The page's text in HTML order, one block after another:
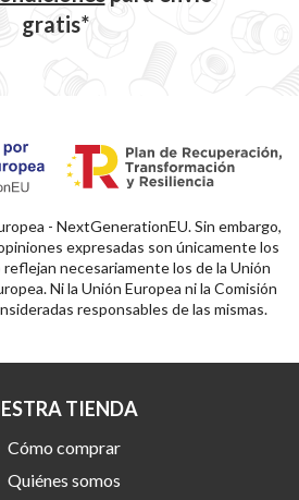
gratis*
- NextGenerationEU. Sin embargo,
expresadas son únicamente los
necesariamente los de la Unión
Ni la Unión Europea ni la Comisión
responsables de las mismas.
TIENDA
Cómo comprar
Quiénes somos